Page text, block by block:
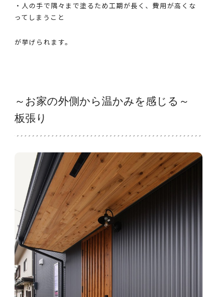
・人の手で隅々まで塗るため工期が長く、費用が高くな
ってしまうこと
が挙げられます。
～お家の外側から温かみを感じる～
板張り